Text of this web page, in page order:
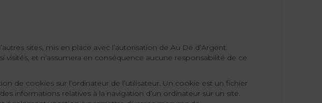
sites, mis en place avec l’autorisation de Au Dé d’Argent.
visités, et n’assumera en conséquence aucune responsabilité de ce
de cookies sur l’ordinateur de l’utilisateur. Un cookie est un fichier
informations relatives à la navigation d’un ordinateur sur un site.